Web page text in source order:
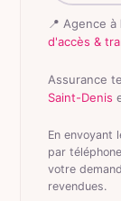
📍 Agence à
d'accès &
Assurance
Saint-Denis
En envoyant
par
votre
revendues.